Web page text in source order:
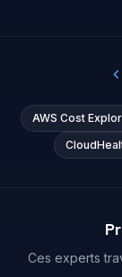
AWS Cost
Ces experts